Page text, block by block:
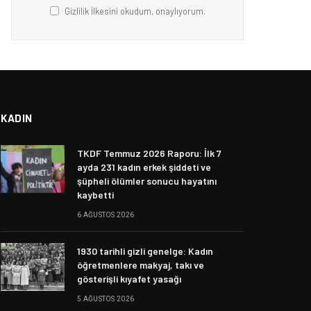
Gizlilik İlkesini okudum, onaylıyorum.
KADIN
TKDF Temmuz 2026 Raporu: İlk 7
ayda 231 kadın erkek şiddeti ve
şüpheli ölümler sonucu hayatını
kaybetti
6 AĞUSTOS 2026
1930 tarihli gizli genelge: Kadın
öğretmenlere makyaj, takı ve
gösterişli kıyafet yasağı
5 AĞUSTOS 2026